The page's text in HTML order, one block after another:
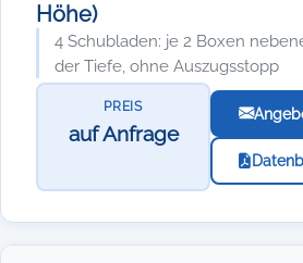
Höhe)
4 Schubladen: je 2 Boxen
der Tiefe, ohne Auszugsstopp
PREIS
auf Anfrage